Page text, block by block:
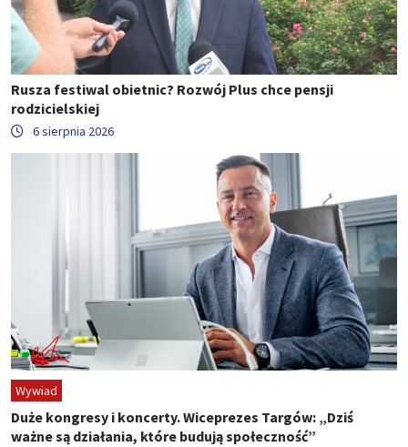
Rusza festiwal obietnic? Rozwój Plus chce pensji
rodzicielskiej
6 sierpnia 2026
Wywiad
Duże kongresy i koncerty. Wiceprezes Targów: „Dziś
ważne są działania, które budują społeczność”